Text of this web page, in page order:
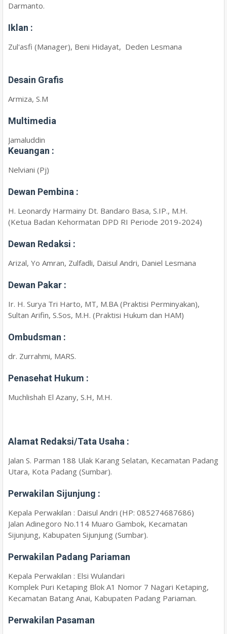
Darmanto.
Iklan :
Zul'asfi (Manager), Beni Hidayat, Deden Lesmana
Desain Grafis
Armiza, S.M
Multimedia
Jamaluddin
Keuangan :
Nelviani (Pj)
Dewan Pembina :
H. Leonardy Harmainy Dt. Bandaro Basa, S.IP., M.H.
(Ketua Badan Kehormatan DPD RI Periode 2019-2024)
Dewan Redaksi :
Arizal, Yo Amran, Zulfadli, Daisul Andri, Daniel Lesmana
Dewan Pakar :
Ir. H. Surya Tri Harto, MT, M.BA (Praktisi Perminyakan),
Sultan Arifin, S.Sos, M.H. (Praktisi Hukum dan HAM)
Ombudsman :
dr. Zurrahmi, MARS.
Penasehat Hukum :
Muchlishah El Azany, S.H, M.H.
Alamat Redaksi/Tata Usaha :
Jalan S. Parman 188 Ulak Karang Selatan, Kecamatan Padang
Utara, Kota Padang (Sumbar).
Perwakilan Sijunjung :
Kepala Perwakilan : Daisul Andri (HP: 085274687686)
Jalan Adinegoro No.114 Muaro Gambok, Kecamatan
Sijunjung, Kabupaten Sijunjung (Sumbar).
Perwakilan Padang Pariaman
Kepala Perwakilan : Elsi Wulandari
Komplek Puri Ketaping Blok A1 Nomor 7 Nagari Ketaping,
Kecamatan Batang Anai, Kabupaten Padang Pariaman.
Perwakilan Pasaman